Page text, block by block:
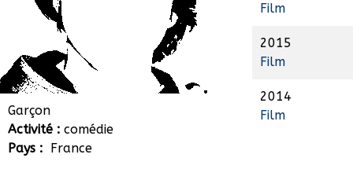
Octave Bossuet
Garçon
Activité : comédie
Pays : France
Film
2015
Film
2014
Film